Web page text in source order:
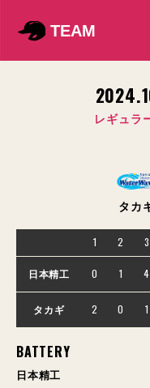
TEAM
レギュラ
タカ
1 2 3
日本精工 0 1 4
タカギ 2 0 1
BATTERY
日本精工